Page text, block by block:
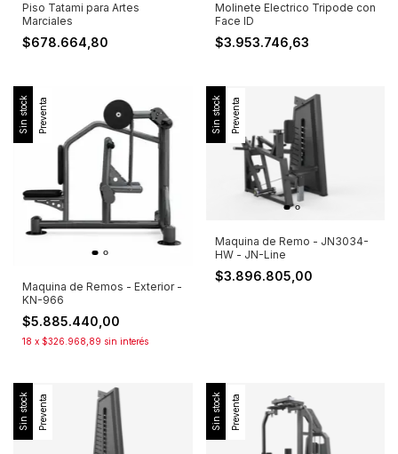
Piso Tatami para Artes
Marciales
$678.664,80
Molinete Electrico Tripode con
Face ID
$3.953.746,63
Sin stock Preventa
Maquina de Remos - Exterior -
KN-966
$5.885.440,00
18 x $326.968,89 sin interés
Sin stock Preventa
Maquina de Remo - JN3034-
HW - JN-Line
$3.896.805,00
Sin stock Preventa Sin stock Preventa